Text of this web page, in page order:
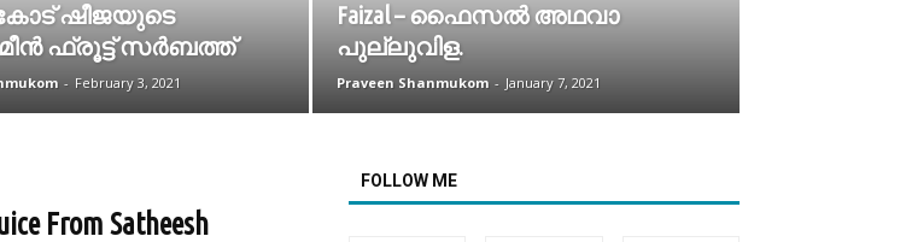
ഷീജയുടെ
ഫ്രൂട്ട് സർബത്ത്
- February 3, 2021
Faizal – ഫൈസൽ അഥവാ
പുല്ലുവിള.
Praveen Shanmukom - January 7, 2021
Satheesh
FOLLOW ME